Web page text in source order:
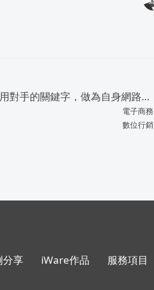
選用對手的關鍵字，做為自身網路行銷的關鍵字
電子商務
數位行銷
分享 iWare作品 服務項目